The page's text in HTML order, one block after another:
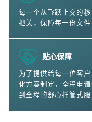
每一个从飞跃上交的
把关，保障每一份文件
贴心保障
为了提供给每一位客
化方案制定，全程申
到全程的舒心托管式服